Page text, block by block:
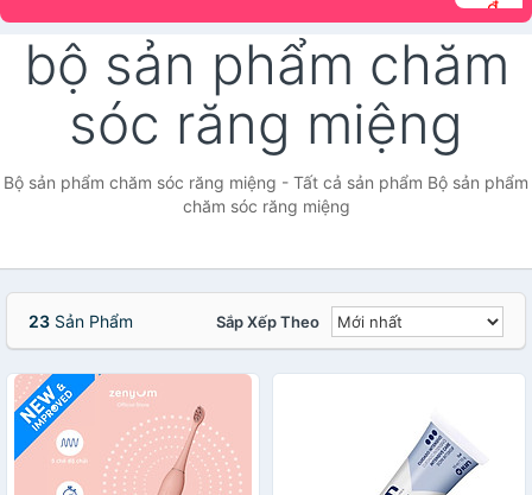
Face Shop
Face Shop
150ml
Face
Shop
nước lâu
Waterproof
Shop
đ
bộ sản phẩm chăm
sóc răng miệng
Bộ sản phẩm chăm sóc răng miệng - Tất cả sản phẩm Bộ sản phẩm
chăm sóc răng miệng
23 Sản Phẩm Sắp Xếp Theo